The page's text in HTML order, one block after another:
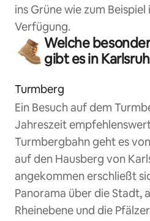
ins Grüne wie zum
Verfügung.
Welche
gibt es in
Turmberg
Ein Besuch auf dem
Jahreszeit
Turmbergbahn geht es
auf den Hausberg von
angekommen erschließt
Panorama über die Stadt,
Rheinebene und die